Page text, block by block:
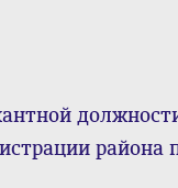
района